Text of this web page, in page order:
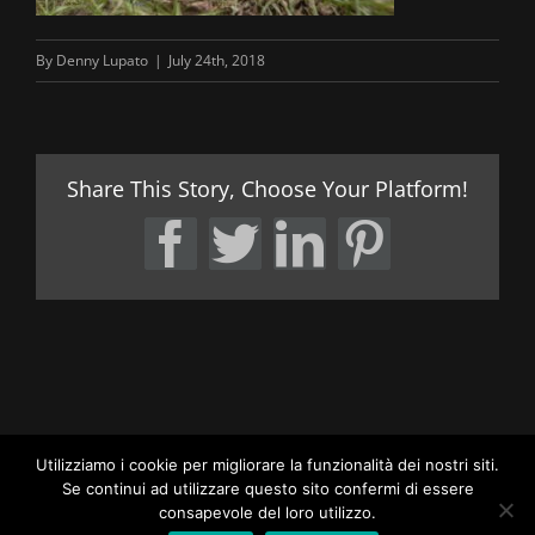
By Denny Lupato | July 24th, 2018
Share This Story, Choose Your Platform!
Facebook
TwitterLinkedIn
LUPATO BROTHERS OFFICIAL SITE | ALL RIGHTS RESERVED |
Utilizziamo i cookie per migliorare la funzionalità dei nostri siti.
Se continui ad utilizzare questo sito confermi di essere
consapevole del loro utilizzo.